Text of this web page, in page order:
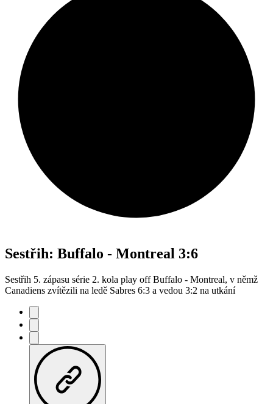
Sestřih: Buffalo - Montreal 3:6
Sestřih 5. zápasu série 2. kola play off Buffalo - Montreal, v němž
Canadiens zvítězili na ledě Sabres 6:3 a vedou 3:2 na utkání